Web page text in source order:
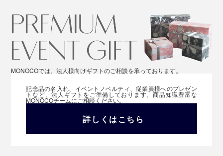
MONOCOでは、法人様向けギフトのご相談を承っております。
記念品の名入れ、イベントノベルティ、従業員様へのプレゼン
トなど、法人ギフトをご準備しております。商品知識豊富な
MONOCOチームにご相談ください。
詳しくはこちら